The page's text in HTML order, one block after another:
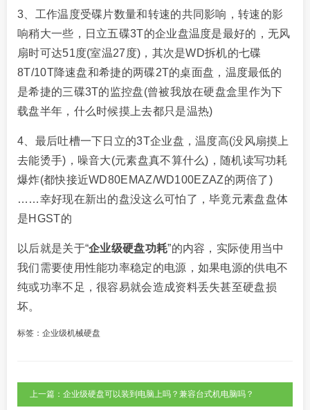
3、工作温度受碟片数量和转速的共同影响，转速的影
响稍大一些，日立五碟3T的企业盘温度是最好的，无风
扇时可达51度(室温27度)，其次是WD拆机的七碟
8T/10T降速盘和希捷的两碟2T的桌面盘，温度最低的
是希捷的三碟3T的监控盘(曾被我放在硬盘盒里作为下
载盘半年，什么时候摸上去都只是温热)
4、最后吐槽一下日立的3T企业盘，温度高(没风扇摸上
去能烫手)，噪音大(元素盘真不算什么)，随机读写功耗
爆炸(都快接近WD80EMAZ/WD100EZAZ的两倍了)
……幸好现在新出的盘没这么可怕了，毕竟元素盘盘体
是HGST的
以后就是关于“企业级硬盘功耗”的内容，实际使用当中
我们需要使用性能功率稳定的电源，如果电源的供电不
纯或功率不足，很容易就会造成资料丢失甚至硬盘损
坏。
标签： 企业级机械硬盘
上一篇：企业级硬盘可以装到电脑上吗？兼容台式机电脑吗？